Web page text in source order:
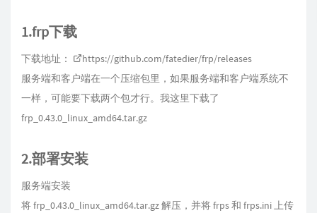
1.frp下载
下载地址：
https://github.com/fatedier/frp/releases
服务端和客户端在一个压缩包里，如果服务端和客户端系统不
一样，可能要下载两个包才行。我这里下载了
frp_0.43.0_linux_amd64.tar.gz
2.部署安装
服务端安装
将 frp_0.43.0_linux_amd64.tar.gz 解压，并将 frps 和 frps.ini 上传